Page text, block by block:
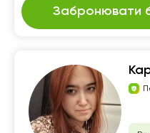
Забронювати